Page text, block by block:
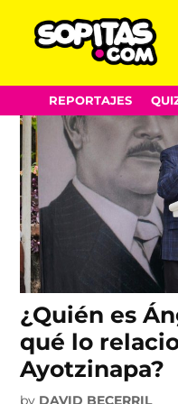
content
REPORTAJES
EVENTOS
¿Quién es
qué lo
Ayotzinapa?
by DAVID BECERRIL